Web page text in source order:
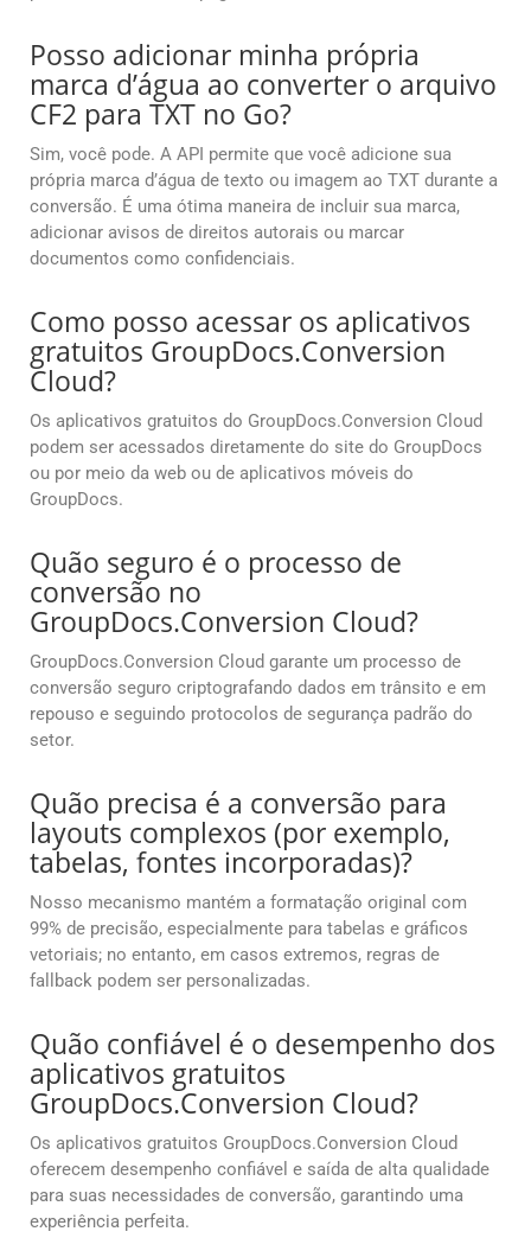
Posso adicionar minha própria
marca d’água ao converter o arquivo
CF2 para TXT no Go?
Sim, você pode. A API permite que você adicione sua
própria marca d’água de texto ou imagem ao TXT durante a
conversão. É uma ótima maneira de incluir sua marca,
adicionar avisos de direitos autorais ou marcar
documentos como confidenciais.
Como posso acessar os aplicativos
gratuitos GroupDocs.Conversion
Cloud?
Os aplicativos gratuitos do GroupDocs.Conversion Cloud
podem ser acessados diretamente do site do GroupDocs
ou por meio da web ou de aplicativos móveis do
GroupDocs.
Quão seguro é o processo de
conversão no
GroupDocs.Conversion Cloud?
GroupDocs.Conversion Cloud garante um processo de
conversão seguro criptografando dados em trânsito e em
repouso e seguindo protocolos de segurança padrão do
setor.
Quão precisa é a conversão para
layouts complexos (por exemplo,
tabelas, fontes incorporadas)?
Nosso mecanismo mantém a formatação original com
99% de precisão, especialmente para tabelas e gráficos
vetoriais; no entanto, em casos extremos, regras de
fallback podem ser personalizadas.
Quão confiável é o desempenho dos
aplicativos gratuitos
GroupDocs.Conversion Cloud?
Os aplicativos gratuitos GroupDocs.Conversion Cloud
oferecem desempenho confiável e saída de alta qualidade
para suas necessidades de conversão, garantindo uma
experiência perfeita.